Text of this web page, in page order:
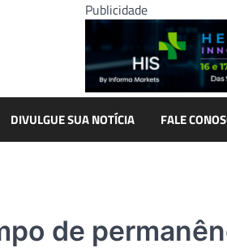
Publicidade
DIVULGUE SUA NOTÍCIA FALE
de